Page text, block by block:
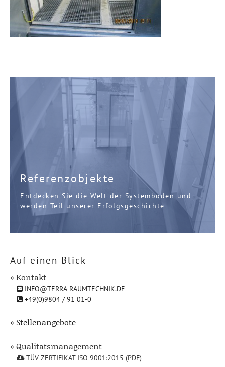
Referenzobjekte
Entdecken Sie die Welt der Systemböden und
werden Teil unserer Erfolgsgeschichte
Auf einen Blick
» Kontakt
INFO@TERRA-RAUMTECHNIK.DE
+49(0)9804 / 91 01-0
» Stellenangebote
» Qualitätsmanagement
TÜV ZERTIFIKAT ISO 9001:2015 (PDF)